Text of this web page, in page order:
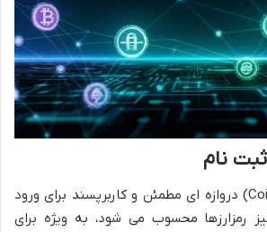
صرافی کوینکس (CoinEx) دروازه ای مطمئن و کاربرپسند برای ورود
رمزارزها محسوب می شود، به ویژه برای